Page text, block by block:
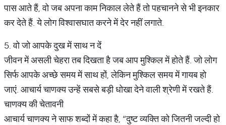
पास आते हैं, वो जब अपना काम निकाल लेते हैं तो पहचानने से भी इनकार
कर देते हैं. ये लोग विश्वासघात करने में देर नहीं लगाते.
5. वो जो आपके दुख में साथ न दें
जीवन में असली चेहरा तब दिखता है जब आप मुश्किल में होते हैं. जो लोग
सिर्फ आपके अच्छे समय में साथ हों, लेकिन मुश्किल समय में गायब हो
जाएं. आचार्य चाणक्य उन्हें सबसे बड़ी धोखा देने वाली श्रेणी में रखते हैं.
चाणक्य की चेतावनी
आचार्य चाणक्य ने साफ शब्दों में कहा है, “दुष्ट व्यक्ति को जितनी जल्दी हो